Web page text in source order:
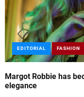
EDITORIAL FASHION
Margot Robbie has
elegance